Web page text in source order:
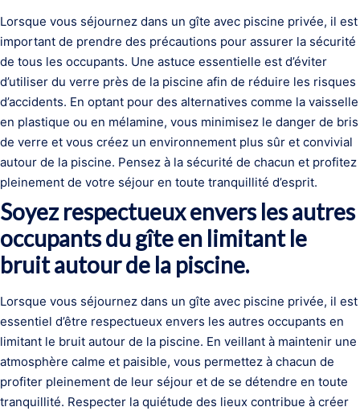
Lorsque vous séjournez dans un gîte avec piscine privée, il est
important de prendre des précautions pour assurer la sécurité
de tous les occupants. Une astuce essentielle est d’éviter
d’utiliser du verre près de la piscine afin de réduire les risques
d’accidents. En optant pour des alternatives comme la vaisselle
en plastique ou en mélamine, vous minimisez le danger de bris
de verre et vous créez un environnement plus sûr et convivial
autour de la piscine. Pensez à la sécurité de chacun et profitez
pleinement de votre séjour en toute tranquillité d’esprit.
Soyez respectueux envers les autres
occupants du gîte en limitant le
bruit autour de la piscine.
Lorsque vous séjournez dans un gîte avec piscine privée, il est
essentiel d’être respectueux envers les autres occupants en
limitant le bruit autour de la piscine. En veillant à maintenir une
atmosphère calme et paisible, vous permettez à chacun de
profiter pleinement de leur séjour et de se détendre en toute
tranquillité. Respecter la quiétude des lieux contribue à créer